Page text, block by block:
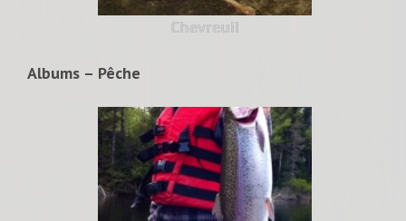
Chevreuil
Albums – Pêche